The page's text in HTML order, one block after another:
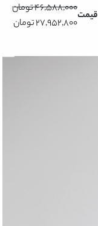
قیمت
46,588,000 تومان
27,952,800 تومان